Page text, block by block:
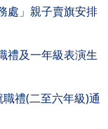
處」親子賣旗安排
禮及一年級表演生
禮(二至六年級)通